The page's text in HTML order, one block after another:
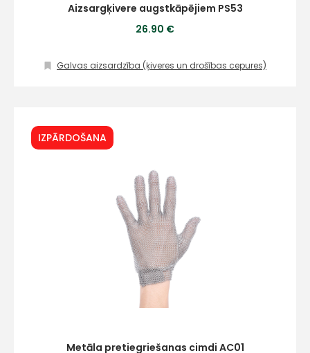
Aizsargķivere augstkāpējiem PS53
26.90 €
Galvas aizsardzība (ķiveres un drošības cepures)
IZPĀRDOŠANA
Metāla pretiegriešanas cimdi AC01